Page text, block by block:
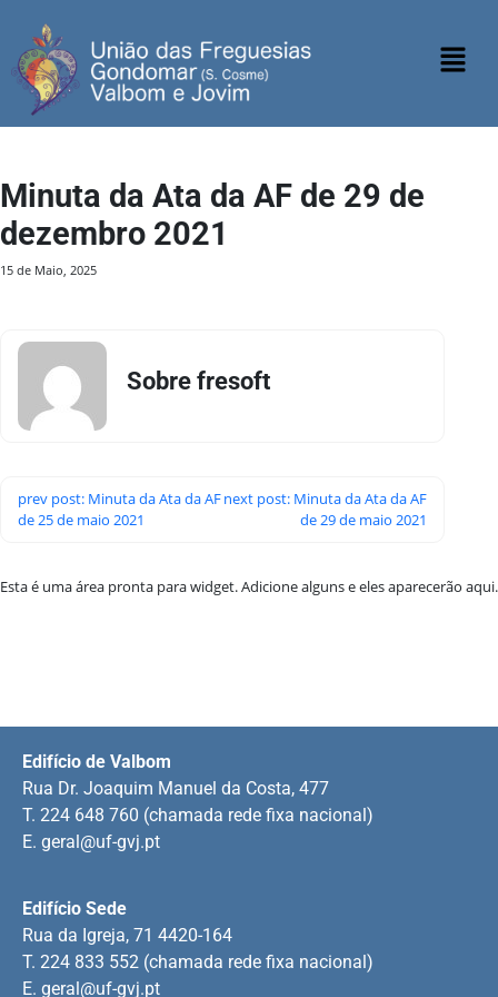
Minuta da Ata da AF de 29 de
dezembro 2021
15 de Maio, 2025
Sobre fresoft
prev post: Minuta da Ata da AF
de 25 de maio 2021
next post: Minuta da Ata da AF
de 29 de maio 2021
Esta é uma área pronta para widget. Adicione alguns e eles aparecerão aqui.
Edifício Sede
Rua da Igreja, 71 4420-164
T. 224 833 552 (chamada rede fixa nacional)
E. geral@uf-gvj.pt
Edifício de Valbom
Rua Dr. Joaquim Manuel da Costa, 477
T. 224 648 760 (chamada rede fixa nacional)
E. geral@uf-gvj.pt